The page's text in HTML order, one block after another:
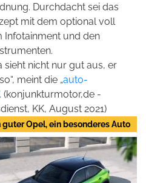
Durchdacht sei das
mit dem optional voll
Infotainment und den
sieht nicht nur gut aus, er
meint die „auto-
(konjunkturmotor,de -
KK, August 2021)
guter Opel, ein besonderes Auto